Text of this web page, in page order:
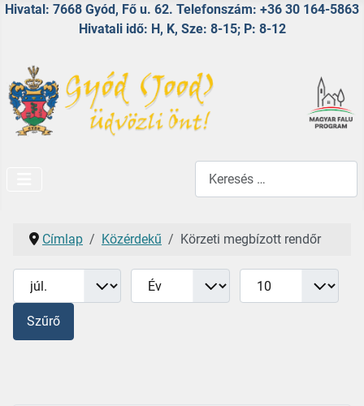
Hivatal: 7668 Gyód, Fő u. 62. Telefonszám: +36 30 164-5863
Hivatali idő: H, K, Sze: 8-15; P: 8-12
Címlap Közérdekű Körzeti megbízott rendőr
Szűrők
Hónap Tételek #
Szűrő